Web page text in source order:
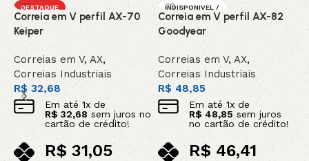
DESTAQUE
Correia em V perfil AX-70
Keiper
Correias em V, AX,
Correias Industriais
R$32,68
Em até1x de
R$ 32,68sem juros no
cartão de crédito!
R$ 31,05
INDISPONIVEL /
SOB ENCOMEN
DA
Correia em V perfil AX-82
Goodyear
Correias em V, AX,
Correias Industriais
R$48,85
Em até 1x de
R$ 48,85sem juros
no cartão de crédito!
R$ 46,41